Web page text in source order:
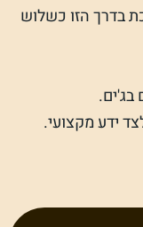
בדרך הזו כשלוש
בג'ים.
ידע מקצועי.